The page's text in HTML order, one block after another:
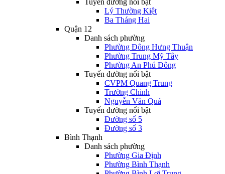
Tuyến đường nổi bật
Lý Thường Kiệt
Ba Tháng Hai
Quận 12
Danh sách phường
Phường Đông Hưng Thuận
Phường Trung Mỹ Tây
Phường An Phú Đông
Tuyến đường nổi bật
CVPM Quang Trung
Trường Chinh
Nguyễn Văn Quá
Tuyến đường nổi bật
Đường số 5
Đường số 3
Bình Thạnh
Danh sách phường
Phường Gia Định
Phường Bình Thạnh